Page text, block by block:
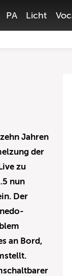
PA Licht
Jahren
der
zu
nun
Der
an Bord,